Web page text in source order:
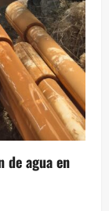
de agua en